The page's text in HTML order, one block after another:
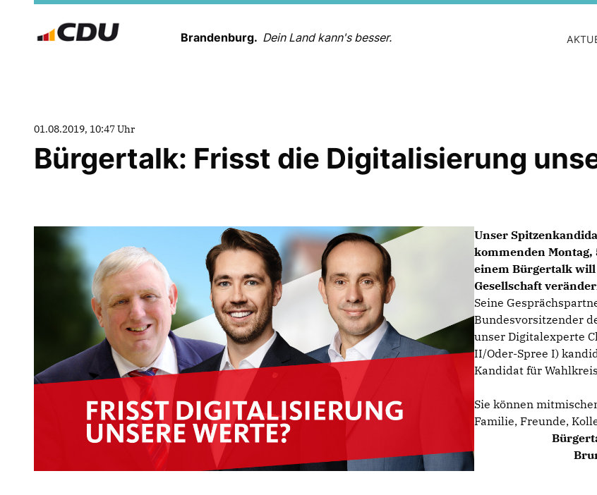
Brandenburg. Dein Land kann's besser.
01.08.2019, 10:47 Uhr
Bürgertalk: Frisst die Digitalisierung
Unser
kommenden Montag,
einem Bürgertalk will
Gesellschaft
Seine
Bundesvorsitzender
unser Digitalexperte
II/Oder-Spree I)
Kandidat für
Sie können
Familie, Freunde,